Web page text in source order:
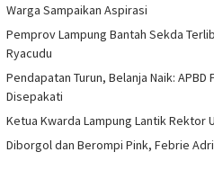
Warga Sampaikan Aspirasi
Pemprov Lampung Bantah Sekda
Ryacudu
Pendapatan Turun, Belanja Naik: APBD
Disepakati
Ketua Kwarda Lampung Lantik Rektor
Diborgol dan Berompi Pink, Febrie